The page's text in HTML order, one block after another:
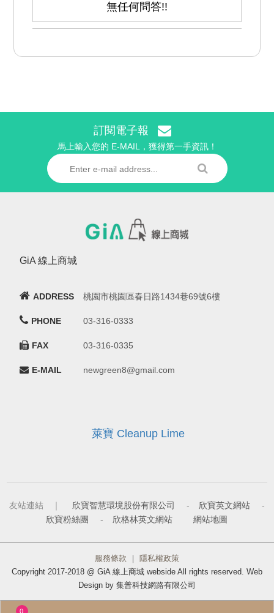
0
無任何問答!!
訂閱電子報
馬上輸入您的 E-MAIL，獲得第一手資訊！
GiA 線上商城
ADDRESS 桃園市桃園區春日路1434巷69號6樓
PHONE 03-316-0333
FAX 03-316-0335
E-MAIL newgreen8@gmail.com
萊寶 Cleanup Lime
友站連結 ｜ 欣寶智慧環境股份有限公司 - 欣寶英文網站
-
欣寶粉絲團
- 欣格林英文網站 網站地圖
服務條款 ｜ 隱私權政策
Copyright 2017-2018 @ GiA 線上商城 webside All rights reserved. Web
Design by 集普科技網路有限公司